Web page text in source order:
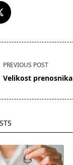
span>
PREVIOUS POST
Velikost prenosnika